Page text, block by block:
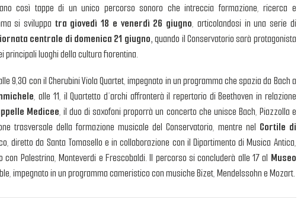
così tappe di un unico percorso sonoro che intreccia formazione, ricerca e
si sviluppa tra giovedì 18 e venerdì 26 giugno, articolandosi in una serie di
centrale di domenica 21 giugno,quando il Conservatorio sarà protagonista
principali luoghi della cultura fiorentina.
9,30 con il Cherubini Viola Quartet, impegnato in un programma che spazia da Bach a
, alle 11, il Quartetto d’archi affronterà il repertorio di Beethoven in relazione
Medicee, il duo di saxofoni proporrà un concerto che unisce Bach, Piazzolla e
trasversale della formazione musicale del Conservatorio, mentre nel Cortile di
diretto da Santa Tomasello e in collaborazione con il Dipartimento di Musica Antica,
Palestrina, Monteverdi e Frescobaldi. Il percorso si concluderà alle 17 al Museo
impegnato in un programma cameristico con musiche Bizet, Mendelssohn e Mozart.